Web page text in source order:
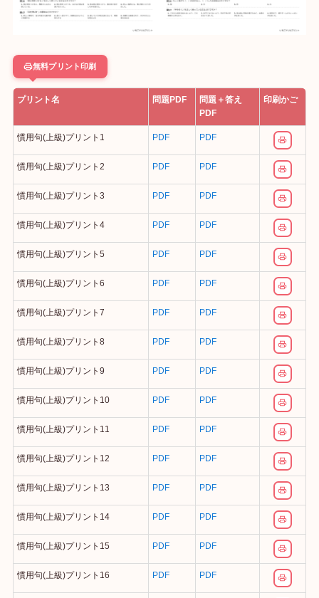
無料プリント印刷
プリント名 問題PDF
問題＋答え
PDF
印刷かご
慣用句(上級)プリント1 PDF PDF
慣用句(上級)プリント2 PDF PDF
慣用句(上級)プリント3 PDF PDF
慣用句(上級)プリント4 PDF PDF
慣用句(上級)プリント5 PDF PDF
慣用句(上級)プリント6 PDF PDF
慣用句(上級)プリント7 PDF PDF
慣用句(上級)プリント8 PDF PDF
慣用句(上級)プリント9 PDF PDF
慣用句(上級)プリント10 PDF PDF
慣用句(上級)プリント11 PDF PDF
慣用句(上級)プリント12 PDF PDF
慣用句(上級)プリント13 PDF PDF
慣用句(上級)プリント14 PDF PDF
慣用句(上級)プリント15 PDF PDF
慣用句(上級)プリント16 PDF PDF